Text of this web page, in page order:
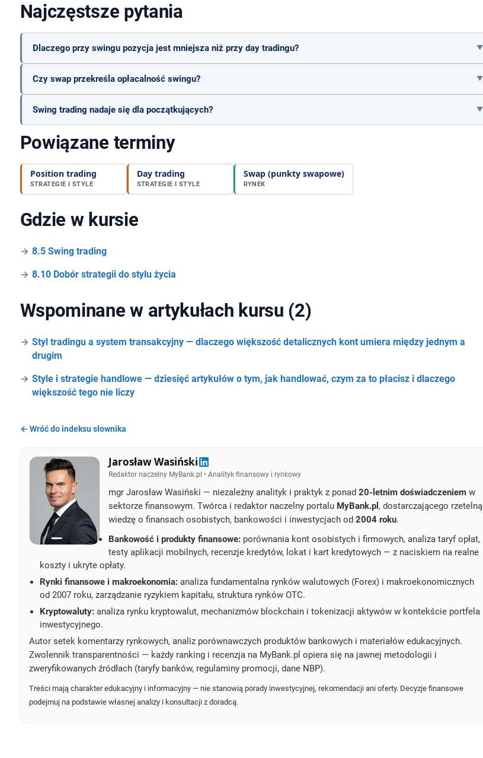
Najczęstsze pytania
Dlaczego przy swingu pozycja jest mniejsza niż przy day tradingu?
Czy swap przekreśla opłacalność swingu?
Swing trading nadaje się dla początkujących?
Powiązane terminy
Position trading
STRATEGIE I STYLE
Day trading
STRATEGIE I STYLE
Swap (punkty swapowe)
RYNEK
Gdzie w kursie
8.5 Swing trading
8.10 Dobór strategii do stylu życia
Wspominane w artykułach kursu (2)
Styl tradingu a system transakcyjny — dlaczego większość detalicznych kont umiera między jednym a
drugim
Style i strategie handlowe — dziesięć artykułów o tym, jak handlować, czym za to płacisz i dlaczego
większość tego nie liczy
← Wróć do indeksu słownika
Jarosław Wasiński
Redaktor naczelny MyBank.pl • Analityk finansowy i rynkowy
mgr Jarosław Wasiński — niezależny analityk i praktyk z ponad 20-letnim doświadczeniemw
sektorze finansowym. Twórca i redaktor naczelny portalu MyBank.pl , dostarczającego rzetelną
wiedzę o finansach osobistych, bankowości i inwestycjach od 2004 roku.
Bankowość i produkty finansowe:porównania kont osobistych i firmowych, analiza taryf opłat,
testy aplikacji mobilnych, recenzje kredytów, lokat i kart kredytowych — z naciskiem na realne
koszty i ukryte opłaty.
Rynki finansowe i makroekonomia:analiza fundamentalna rynków walutowych (Forex) i makroekonomicznych
od 2007 roku, zarządzanie ryzykiem kapitału, struktura rynków OTC.
Kryptowaluty:analiza rynku kryptowalut, mechanizmów blockchain i tokenizacji aktywów w kontekście portfela
inwestycyjnego.
Autor setek komentarzy rynkowych, analiz porównawczych produktów bankowych i materiałów edukacyjnych.
Zwolennik transparentności — każdy ranking i recenzja na MyBank.pl opiera się na jawnej metodologii i
zweryfikowanych źródłach (taryfy banków, regulaminy promocji, dane NBP).
Treści mają charakter edukacyjny i informacyjny — nie stanowią porady inwestycyjnej, rekomendacji ani oferty. Decyzje finansowe
podejmuj na podstawie własnej analizy i konsultacji z doradcą.